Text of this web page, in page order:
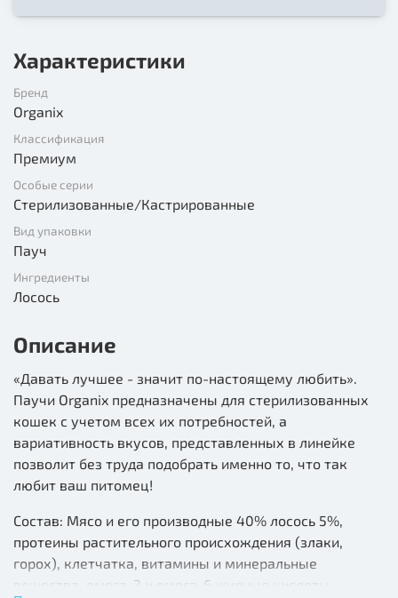
Характеристики
Бренд
Organix
Классификация
Премиум
Особые серии
Стерилизованные/Кастрированные
Вид упаковки
Пауч
Ингредиенты
Лосось
Описание
«Давать лучшее - значит по-настоящему любить».
Паучи Organix предназначены для стерилизованных
кошек с учетом всех их потребностей, а
вариативность вкусов, представленных в линейке
позволит без труда подобрать именно то, что так
любит ваш питомец!
Состав: Мясо и его производные 40% лосось 5%,
протеины растительного происхождения (злаки,
горох), клетчатка, витамины и минеральные
вещества, омега-3 и омега-6 жирные кислоты,